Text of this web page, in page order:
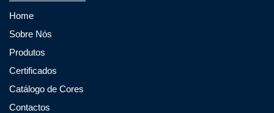
Home
Sobre Nós
Produtos
Certificados
Catálogo de Cores
Contactos